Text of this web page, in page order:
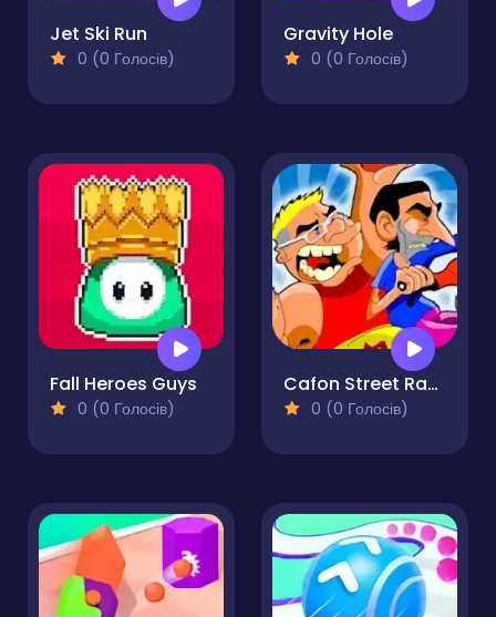
Jet Ski Run
0 (0 Голосів)
Gravity Hole
0 (0 Голосів)
Fall Heroes Guys
0 (0 Голосів)
Cafon Street Racing
0 (0 Голосів)